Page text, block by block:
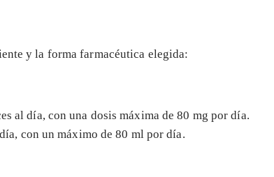
y la forma farmacéutica elegida:
al día, con una dosis máxima de 80 mg por día.
con un máximo de 80 ml por día.